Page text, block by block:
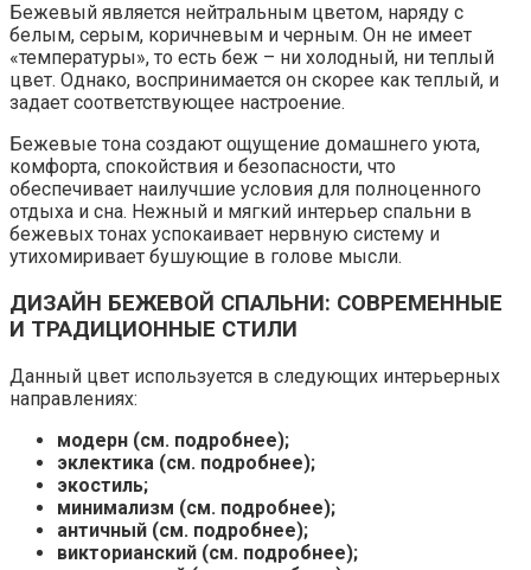
Бежевый является нейтральным цветом, наряду с
белым, серым, коричневым и черным. Он не имеет
«температуры», то есть беж – ни холодный, ни теплый
цвет. Однако, воспринимается он скорее как теплый, и
задает соответствующее настроение.
Бежевые тона создают ощущение домашнего уюта,
комфорта, спокойствия и безопасности, что
обеспечивает наилучшие условия для полноценного
отдыха и сна. Нежный и мягкий интерьер спальни в
бежевых тонах успокаивает нервную систему и
утихомиривает бушующие в голове мысли.
ДИЗАЙН БЕЖЕВОЙ СПАЛЬНИ: СОВРЕМЕННЫЕ
И ТРАДИЦИОННЫЕ СТИЛИ
Данный цвет используется в следующих интерьерных
направлениях:
модерн (см. подробнее);
эклектика (см. подробнее);
экостиль;
минимализм (см. подробнее);
античный (см. подробнее);
викторианский (см. подробнее);